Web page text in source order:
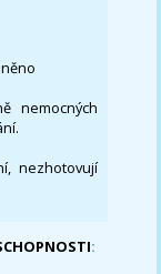
nemocných
nezhotovují
: